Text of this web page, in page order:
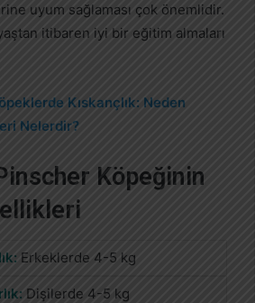
uyum sağlaması çok önemlidir.
itibaren iyi bir eğitim almaları
Kıskançlık: Neden
Nelerdir?
Köpeğinin
Erkeklerde 4-5 kg
Dişilerde 4-5 kg